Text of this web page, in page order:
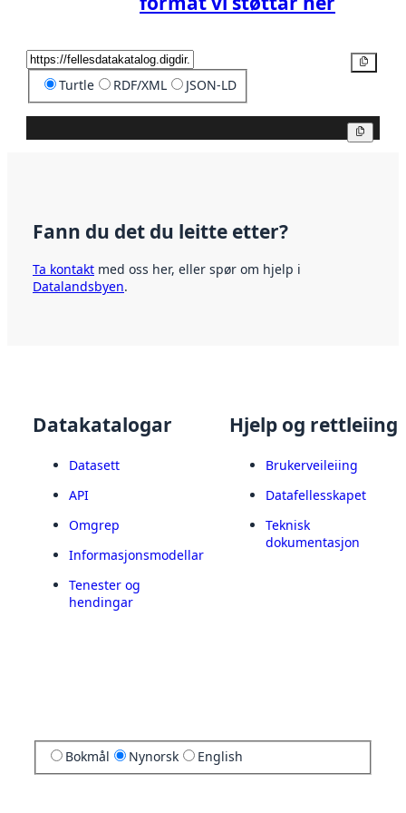
Turtle RDF/XML JSON-LD
Fann du det du leitte etter?
Ta kontakt med oss her, eller spør om hjelp i
Datalandsbyen.
Datakatalogar
Datasett
API
Omgrep
Informasjonsmodellar
Tenester og
hendingar
Hjelp og rettleiing
Brukerveileiing
Datafellesskapet
Teknisk
dokumentasjon
Bokmål Nynorsk English